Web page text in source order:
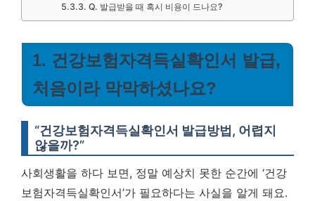
Q. 발급받을 때 혹시 비용이 드나요?
1. 건강보험자격득실확인서 발급,
처음이라 막막하셨나요?
“건강보험자격득실확인서 발급방법, 어렵지
않을까?”
사회생활을 하다 보면, 정말 예상치 못한 순간에 ‘건강
보험자격득실확인서’가 필요하다는 사실을 알게 돼요.